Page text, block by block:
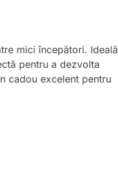
mici începători. Ideală
pentru a dezvolta
cadou excelent pentru